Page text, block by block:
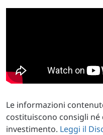
Le informazioni
costituiscono consigli
investimento. Leggi il